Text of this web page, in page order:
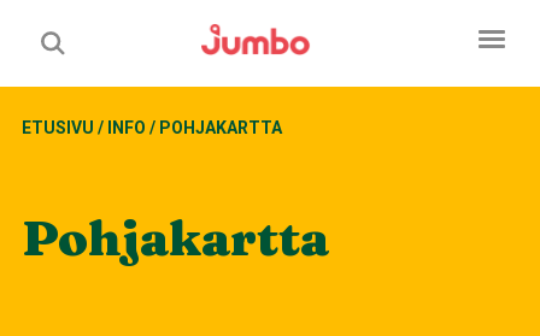
ETUSIVU / INFO / POHJAKARTTA
Pohjakartta